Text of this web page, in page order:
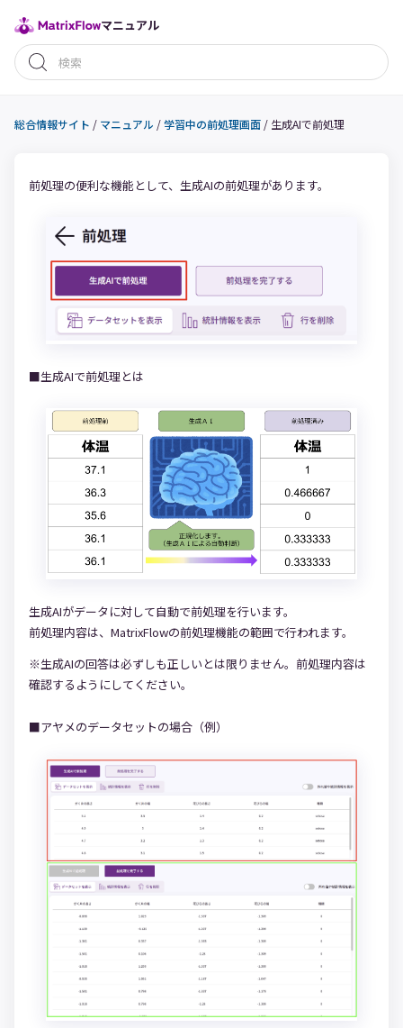
マニュアル
総合情報サイト / マニュアル / 学習中の前処理画面 / 生成AIで前処理
前処理の便利な機能として、生成AIの前処理があります。
■生成AIで前処理とは
生成AIがデータに対して自動で前処理を行います。
前処理内容は、MatrixFlowの前処理機能の範囲で行われます。
※生成AIの回答は必ずしも正しいとは限りません。前処理内容は
確認するようにしてください。
■アヤメのデータセットの場合（例）